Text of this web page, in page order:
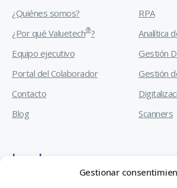
Gestionar
¿Quiénes somos?
¿Por qué Valuetech®?
Equipo ejecutivo
Portal del Colaborador
Contacto
Blog
RPA
Analítica
Gestión
Gestión
Scanners
Legal